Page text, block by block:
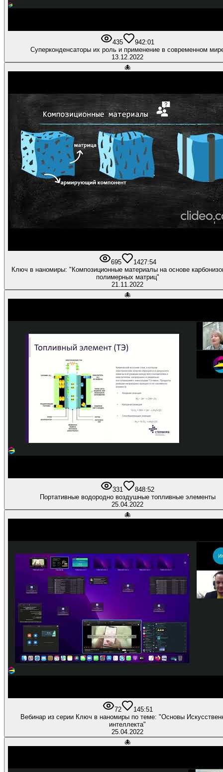
435 942:01
Суперконденсаторы их роль и применение в современном
13.12.2022
🐙
695 1427:54
Ключ в наномиры: "Композиционные материалы на основе
полимерных матриц"
21.11.2022
🐙
331 848:52
Портативные водородно воздушные топливные элементы
25.04.2022
🐙
72 145:51
Вебинар из серии Ключ в наномиры по теме: "Основы
интеллекта"
25.04.2022
🐙